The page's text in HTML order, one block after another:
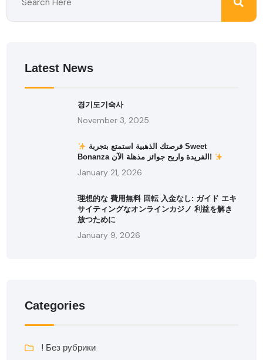
Latest News
경기도기숙사
November 3, 2025
Bonanza الفريدة واربح جوائز مذهلة الآن!
January 21, 2026
理想的な 費用無料 回転 入金なし: ガイド エキ
サイティングなオンラインカジノ 利益を解き
放つために
January 9, 2026
Categories
! Без рубрики